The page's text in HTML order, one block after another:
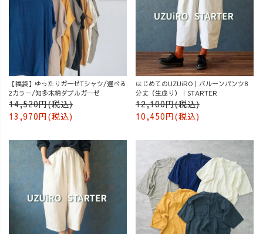
【福袋】ゆったりガーゼTシャツ/選べる
2カラー/知多木綿ダブルガーゼ
14,520円(税込)
13,970円(税込)
はじめてのUZUiRO｜バルーンパンツ8
分丈（生成り）｜STARTER
12,100円(税込)
10,450円(税込)